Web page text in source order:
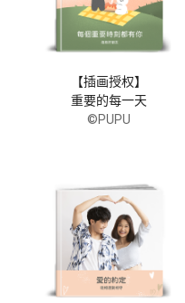
【插画授权】
重要的每一天
©PUPU